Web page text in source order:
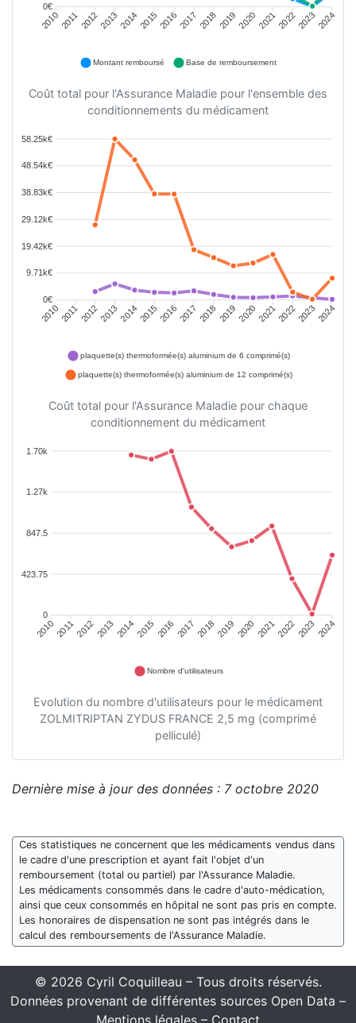
0€
20102011201220132014201520162017 2018 201920202021202220232024
Montant remboursé Base de remboursement
Coût total pour l'Assurance Maladie pour l'ensemble des
conditionnements du médicament
58.25k€
48.54k€
38.83k€
29.12k€
19.42k€
9.71k€
0€
20102011201220132014201520162017 2018 201920202021202220232024
plaquette(s) thermoformée(s) aluminium de 6 comprimé(s)
plaquette(s) thermoformée(s) aluminium de 12 comprimé(s)
Coût total pour l'Assurance Maladie pour chaque
conditionnement du médicament
1.70k
1.27k
847.5
423.75
0
2010201120122013 20142015 2016 2017 20182019 2020 202120222023 2024
Nombre d'utilisateurs
Evolution du nombre d'utilisateurs pour le médicament
ZOLMITRIPTAN ZYDUS FRANCE 2,5 mg (comprimé
pelliculé)
Dernière mise à jour des données : 7 octobre 2020
Ces statistiques ne concernent que les médicaments vendus dans
le cadre d'une prescription et ayant fait l'objet d'un
remboursement (total ou partiel) par l'Assurance Maladie.
Les médicaments consommés dans le cadre d'auto-médication,
ainsi que ceux consommés en hôpital ne sont pas pris en compte.
Les honoraires de dispensation ne sont pas intégrés dans le
calcul des remboursements de l'Assurance Maladie.
© 2026 Cyril Coquilleau – Tous droits réservés.
Données provenant de différentes sources Open Data –
Mentions légales – Contact